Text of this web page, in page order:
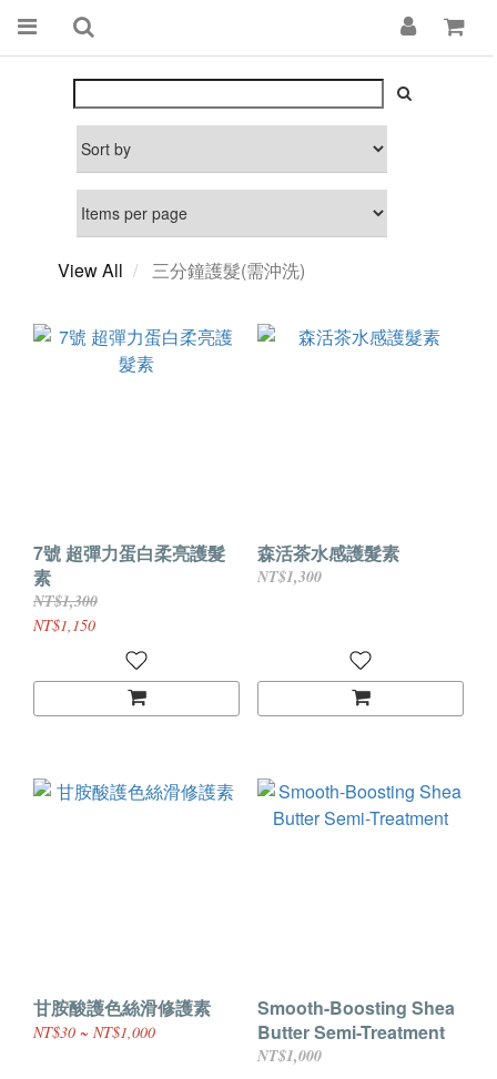
View All 三分鐘護髮(需沖洗)
7號 超彈力蛋白柔亮護髮
素
NT$1,300
NT$1,150
森活茶水感護髮素
NT$1,300
甘胺酸護色絲滑修護素
NT$30 ~ NT$1,000
Smooth-Boosting Shea
Butter Semi-Treatment
NT$1,000